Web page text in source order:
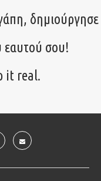
δημιούργησε
εαυτού σου!
it real.